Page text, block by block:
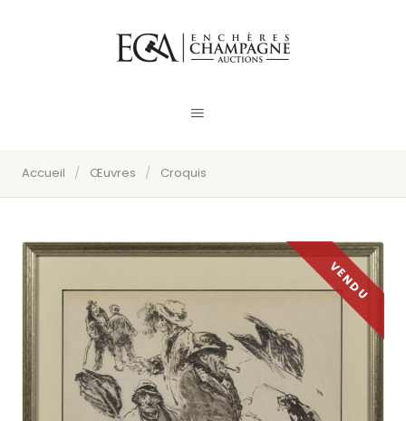
Accueil / Œuvres / Croquis